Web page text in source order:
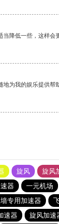
降低一些，这样会
为我的娱乐提供帮
旋风 旋风
器 一元机场
专用加速器
速器 旋风加速